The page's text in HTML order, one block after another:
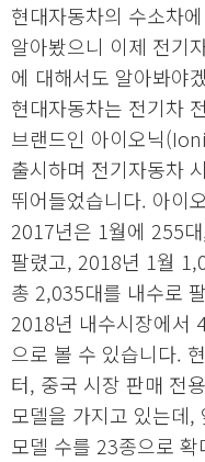
현대자동차의 수소차
알아봤으니 이제 전기
에 대해서도 알아봐야
현대자동차는 전기차
브랜드인 아이오닉
출시하며 전기자동차
뛰어들었습니다. 아이
2017년은 1월에 255
팔렸고, 2018년 1월
총 2,035대를 내수로
2018년 내수시장에서
으로 볼 수 있습니다.
터, 중국 시장 판매 전
모델을 가지고 있는데
모델 수를 23종으로